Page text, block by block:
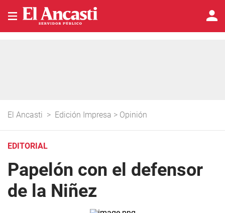
El Ancasti > Edición Impresa > Opinión
EDITORIAL
Papelón con el defensor
de la Niñez